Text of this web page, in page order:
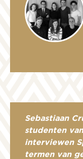
Sebastiaan
studenten
interviewen
termen van